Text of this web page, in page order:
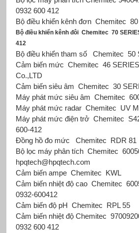
0932 600 412
Bộ điều khiển kênh đơn Chemitec
Bộ điều khiển kênh đôi Chemitec 70
412
Bộ điều khiển tham số Chemitec 50
Cảm biến mức Chemitec 46 SERIES
Co.,LTD
Cảm biến siêu âm Chemitec 30
Máy phát mức siêu âm Chemitec
Máy phát mức radar Chemitec UV
Máy phát mức điện trở Chemitec
600-412
Đồng hồ đo mức
Chemitec RDR 81
Bộ lọc máy phân tích Chemitec
hpqtech@hpqtech.com
Cảm biến ampe Chemitec KWL
Cảm biến nhiệt độ cao Chemitec
0932-600412
Cảm biến độ pH Chemitec RPL 55
Cảm biến nhiệt độ Chemitec
0932 600 412